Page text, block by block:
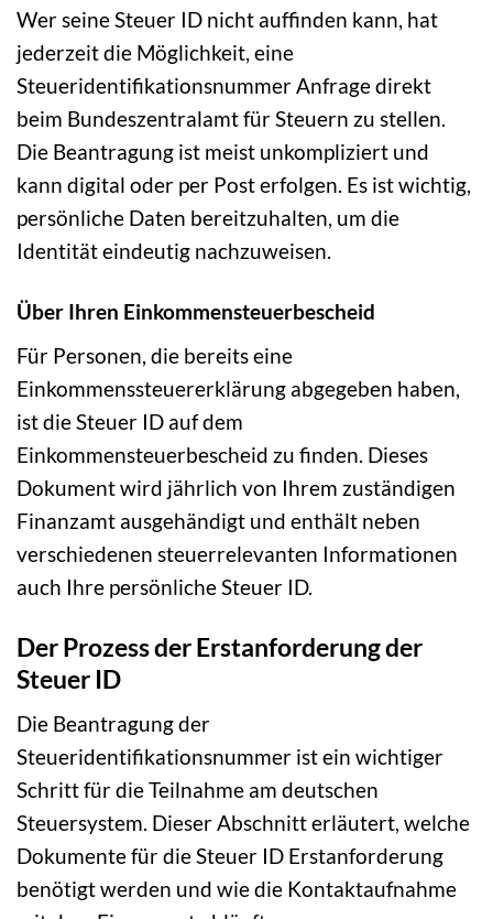
Wer seine Steuer ID nicht auffinden kann, hat
jederzeit die Möglichkeit, eine
Steueridentifikationsnummer Anfrage direkt
beim Bundeszentralamt für Steuern zu stellen.
Die Beantragung ist meist unkompliziert und
kann digital oder per Post erfolgen. Es ist wichtig,
persönliche Daten bereitzuhalten, um die
Identität eindeutig nachzuweisen.
Über Ihren Einkommensteuerbescheid
Für Personen, die bereits eine
Einkommenssteuererklärung abgegeben haben,
ist die Steuer ID auf dem
Einkommensteuerbescheid zu finden. Dieses
Dokument wird jährlich von Ihrem zuständigen
Finanzamt ausgehändigt und enthält neben
verschiedenen steuerrelevanten Informationen
auch Ihre persönliche Steuer ID.
Der Prozess der Erstanforderung der
Steuer ID
Die Beantragung der
Steueridentifikationsnummer ist ein wichtiger
Schritt für die Teilnahme am deutschen
Steuersystem. Dieser Abschnitt erläutert, welche
Dokumente für die Steuer ID Erstanforderung
benötigt werden und wie die Kontaktaufnahme